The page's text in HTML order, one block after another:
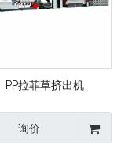
PP拉菲草挤出机
询价